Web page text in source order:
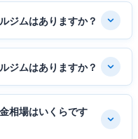
ジムはありますか？
ジムはありますか？
相場はいくらです